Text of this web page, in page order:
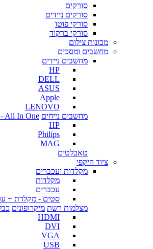
סורקים
סורקים ניידים
סורקי פוטו
סורקי ברקוד
מכונות צילום
מחשבים ומסכים
מחשבים ניידים
HP
DELL
ASUS
Apple
LENOVO
מחשבים נייחים All In One
HP
Philips
MAG
טאבלטים
ציוד היקפי
מקלדות ועכברים
מקלדות
עכברים
סטים - מקלדת +
מצלמות רשת מיקרופונים
HDMI
DVI
VGA
USB